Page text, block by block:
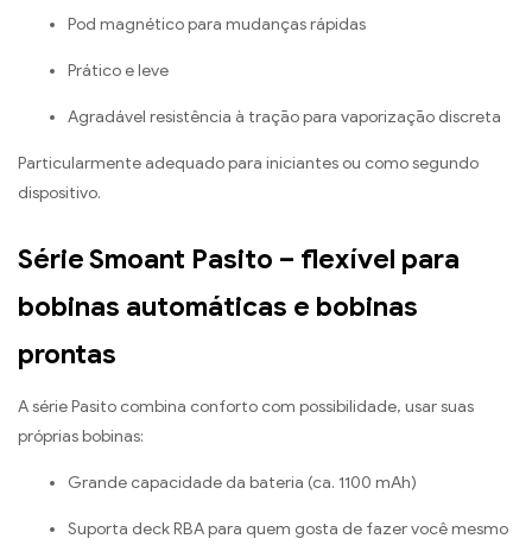
Pod magnético para mudanças rápidas
Prático e leve
Agradável resistência à tração para vaporização discreta
Particularmente adequado para iniciantes ou como segundo
dispositivo.
Série Smoant Pasito – flexível para
bobinas automáticas e bobinas
prontas
A série Pasito combina conforto com possibilidade, usar suas
próprias bobinas:
Grande capacidade da bateria (ca. 1100 mAh)
Suporta deck RBA para quem gosta de fazer você mesmo